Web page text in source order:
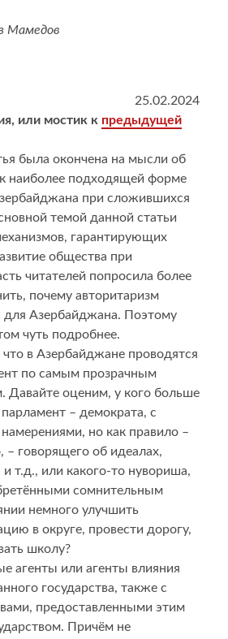
Мамедов
25.02.2024
или мостик к предыдущей
была окончена на мысли об
наиболее подходящей форме
при сложившихся
темой данной статьи
гарантирующих
общества при
читателей попросила более
почему авторитаризм
для Азербайджана. Поэтому
чуть подробнее.
в Азербайджане проводятся
по самым прозрачным
Давайте оценим, у кого больше
– демократа, с
но как правило –
– говорящего об идеалах,
т.д., или какого-то нувориша,
сомнительным
немного улучшить
в округе, провести дорогу,
школу?
агенты или агенты влияния
государства, также с
предоставленными этим
Причём не